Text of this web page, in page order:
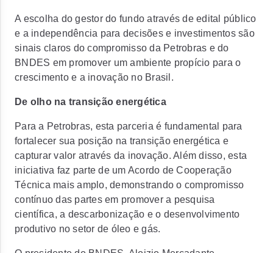
A escolha do gestor do fundo através de edital público
e a independência para decisões e investimentos são
sinais claros do compromisso da Petrobras e do
BNDES em promover umambiente propício para o
crescimento e a inovação no Brasil.
De olho na transição energética
Para a Petrobras, esta parceria é fundamental para
fortalecer sua posição na transição energética e
capturar valor através da inovação. Além disso, esta
iniciativa faz parte de um Acordo de Cooperação
Técnica mais amplo, demonstrando o compromisso
contínuo das partes em promover a pesquisa
científica, a descarbonização e o desenvolvimento
produtivo no setor de óleo e gás.